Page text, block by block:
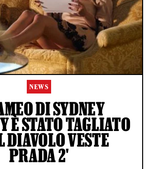
NEWS
DI SYDNEY
È STATO TAGLIATO
DIAVOLO VESTE
PRADA 2'